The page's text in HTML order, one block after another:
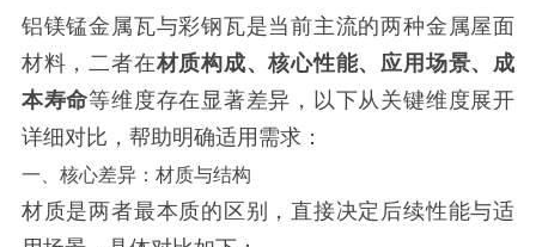
铝镁锰金属瓦与彩钢瓦是当前主流的两种金属屋面
材料，二者在材质构成、核心性能、应用场景、成
本寿命等维度存在显著差异，以下从关键维度展开
详细对比，帮助明确适用需求：
一、核心差异：材质与结构
材质是两者最本质的区别，直接决定后续性能与适